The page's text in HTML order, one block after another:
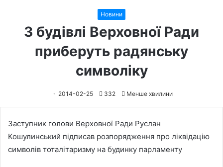
Новини
З будівлі Верховної Ради
приберуть радянську
символіку
2014-02-25 332 Менше хвилини
Заступник голови Верховної Ради Руслан
Кошулинський підписав розпорядження про ліквідацію
символів тоталітаризму на будинку парламенту